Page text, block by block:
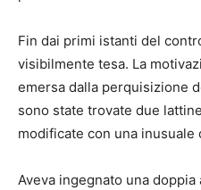
Fin dai primi istanti del
visibilmente tesa. La
emersa dalla perquisizione
sono state trovate due
modificate con una inusuale
Aveva ingegnato una